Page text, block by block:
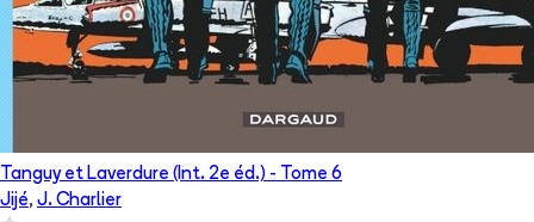
Tanguy et Laverdure (Int. 2e éd.) - Tome 6
Jijé, J. Charlier